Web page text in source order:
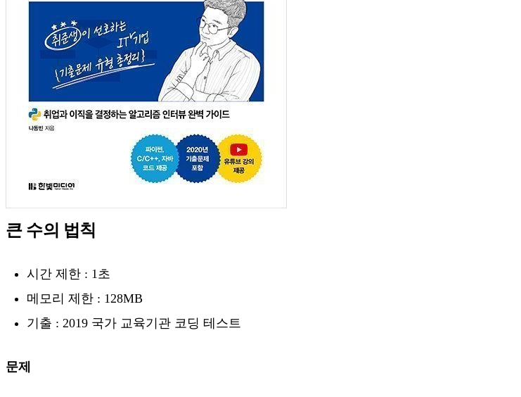
큰 수의 법칙
시간 제한 : 1초
메모리 제한 : 128MB
기출 : 2019 국가 교육기관 코딩 테스트
문제